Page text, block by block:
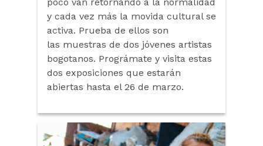
y cada vez más la movida cultural se
activa. Prueba de ellos son
las muestras de dos jóvenes artistas
bogotanos. Prográmate y visita estas
dos exposiciones que estarán
abiertas hasta el 26 de marzo.